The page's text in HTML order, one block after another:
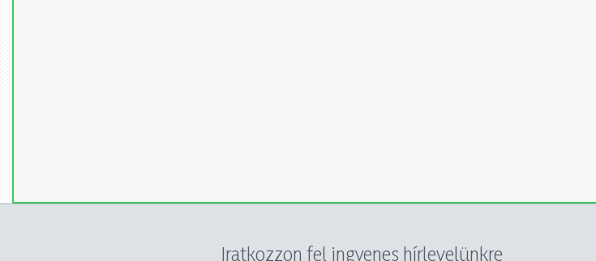
Iratkozzon fel ingyenes hírlevelünkre